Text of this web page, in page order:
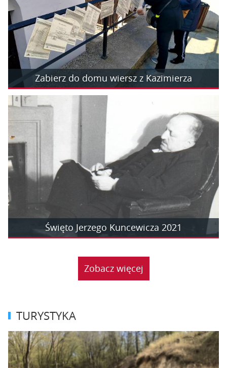
Zabierz do domu wiersz z Kazimierza
Święto Jerzego Kuncewicza 2021
Zobacz więcej
TURYSTYKA